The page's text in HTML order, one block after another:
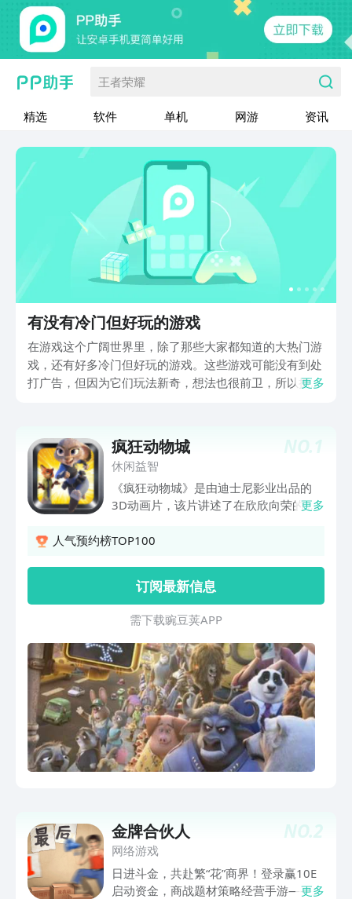
王者荣耀
精选 软件 单机 网游 资讯
有没有冷门但好玩的游戏
在游戏这个广阔世界里，除了那些大家都知道的大热门游
戏，还有好多冷门但好玩的游戏。这些游戏可能没有到处
打广告，但因为它们玩法新奇，想法也很前卫，所以抓住
不同的魅力和乐趣吧。
更多
NO.1
疯狂动物城
休闲益智
《疯狂动物城》是由迪士尼影业出品的
3D动画片，该片讲述了在欣欣向荣的动
应用通过简单的操作，为大家展现电影的
更多
人气预约榜TOP100
订阅最新信息
需 下 载 豌 豆 荚 A P P
NO.2
金牌合伙人
网络游戏
日进斗金，共赴繁“花”商界！登录赢10E
启动资金，商战题材策略经营手游——更多